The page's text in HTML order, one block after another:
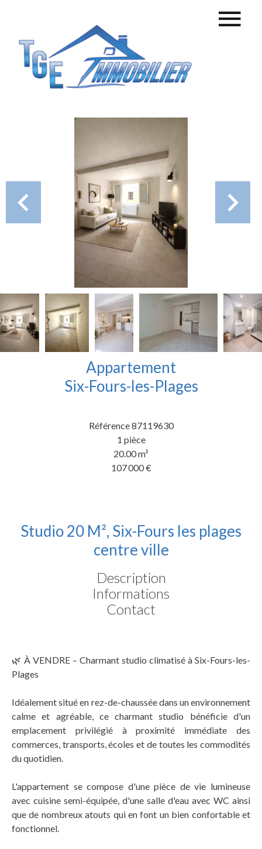
Appartement
Six-Fours-les-Plages
Référence87119630
1 pièce
20.00m²
107 000 €
Studio 20 M², Six-Fours les plages
centre ville
Description
Informations
Contact
🌿 À VENDRE – Charmant studio climatisé à Six-Fours-les-
Plages
Idéalement situé en rez-de-chaussée dans un environnement
calme et agréable, ce charmant studio bénéficie d'un
emplacement privilégié à proximité immédiate des
commerces, transports, écoles et de toutes les commodités
du quotidien.
L'appartement se compose d'une pièce de vie lumineuse
avec cuisine semi-équipée, d'une salle d'eau avec WC ainsi
que de nombreux atouts qui en font un bien confortable et
fonctionnel.